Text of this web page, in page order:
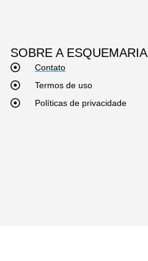
SOBRE A ESQUEMARIA
Contato
Termos de uso
Políticas de privacidade